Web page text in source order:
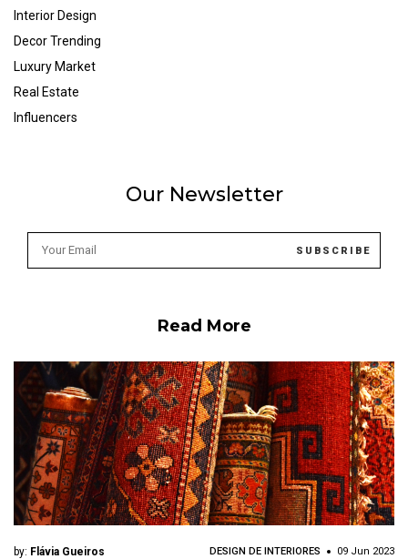
Interior Design
Decor Trending
Luxury Market
Real Estate
Influencers
Our Newsletter
Read More
by: Flávia Gueiros DESIGN DE INTERIORES 09 Jun 2023